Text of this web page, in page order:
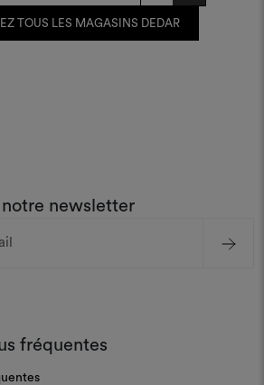
TOUS LES MAGASINS DEDAR
newsletter
fréquentes